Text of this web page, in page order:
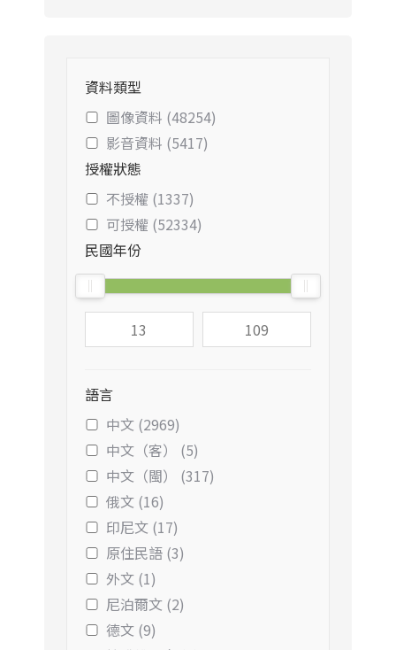
資料類型
圖像資料 (48254)
影音資料 (5417)
授權狀態
不授權 (1337)
可授權 (52334)
民國年份
語言
中文 (2969)
中文（客） (5)
中文（閩） (317)
俄文 (16)
印尼文 (17)
原住民語 (3)
外文 (1)
尼泊爾文 (2)
德文 (9)